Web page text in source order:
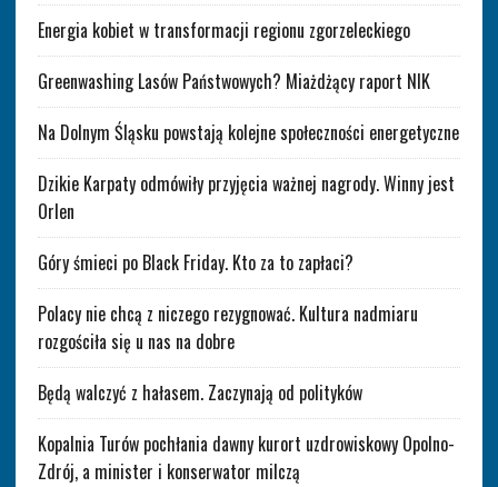
Energia kobiet w transformacji regionu zgorzeleckiego
Greenwashing Lasów Państwowych? Miażdżący raport NIK
Na Dolnym Śląsku powstają kolejne społeczności energetyczne
Dzikie Karpaty odmówiły przyjęcia ważnej nagrody. Winny jest
Orlen
Góry śmieci po Black Friday. Kto za to zapłaci?
Polacy nie chcą z niczego rezygnować. Kultura nadmiaru
rozgościła się u nas na dobre
Będą walczyć z hałasem. Zaczynają od polityków
Kopalnia Turów pochłania dawny kurort uzdrowiskowy Opolno-
Zdrój, a minister i konserwator milczą